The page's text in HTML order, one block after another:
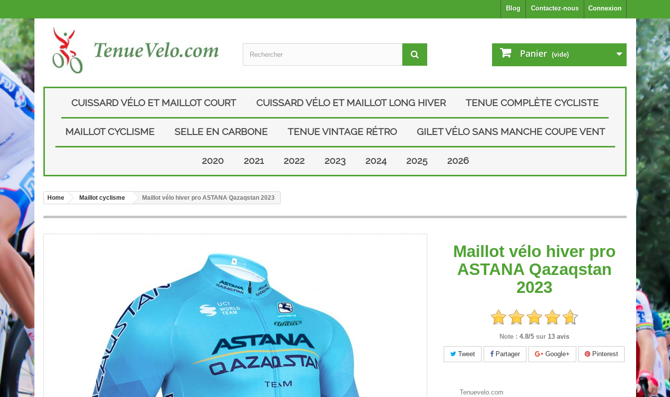
Connexion
Contactez-nous
Blog
Panier (vide)
CUISSARD VÉLO ET MAILLOT COURT CUISSARD VÉLO ET MAILLOT LONG HIVER TENUE COMPLÈTE CYCLISTE
MAILLOT CYCLISME SELLE EN CARBONE TENUE VINTAGE RÉTRO GILET VÉLO SANS MANCHE COUPE VENT
2020 2021 2022 2023 2024 2025 2026
Home Maillot cyclisme Maillot vélo hiver pro ASTANA Qazaqstan 2023
Maillot vélo hiver pro
ASTANA Qazaqstan
2023
Note : 4.8/5 sur 13 avis
Tweet Partager Google+ Pinterest
Tenuevelo.com